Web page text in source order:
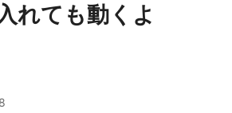
れても動くよ